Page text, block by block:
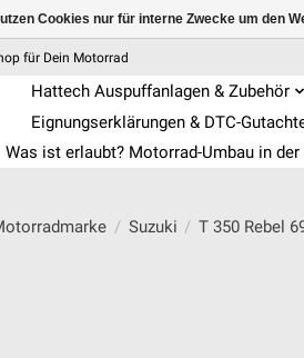
für Dein Motorrad
Hattech Auspuffanlagen & Zubehör
Eignungserklärungen & DTC-
Was ist erlaubt? Motorrad-Umbau in der
/ Suzuki / T 350 Rebel
Cookies nur für interne Zwecke um den